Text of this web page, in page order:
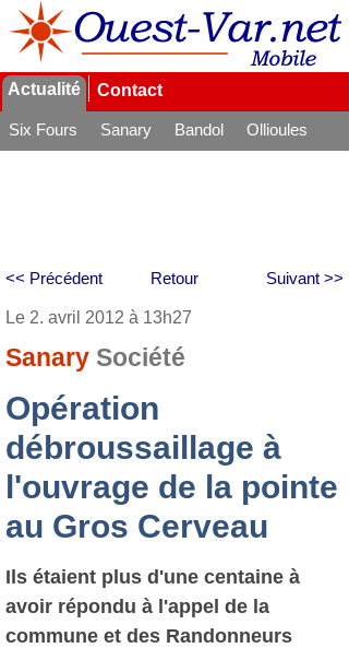
Actualité Contact
Six Fours Sanary Bandol
Ollioules
Retour
<< Précédent Suivant >>
Le 2. avril 2012 à 13h27
Sanary Société
Opération
débroussaillage à
l'ouvrage de la pointe
au Gros Cerveau
Ils étaient plus d'une centaine à
avoir répondu à l'appel de la
commune et des Randonneurs